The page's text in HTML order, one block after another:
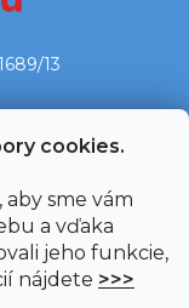
cookies.
sme vám
a vďaka
jeho funkcie,
nájdete >>>
13